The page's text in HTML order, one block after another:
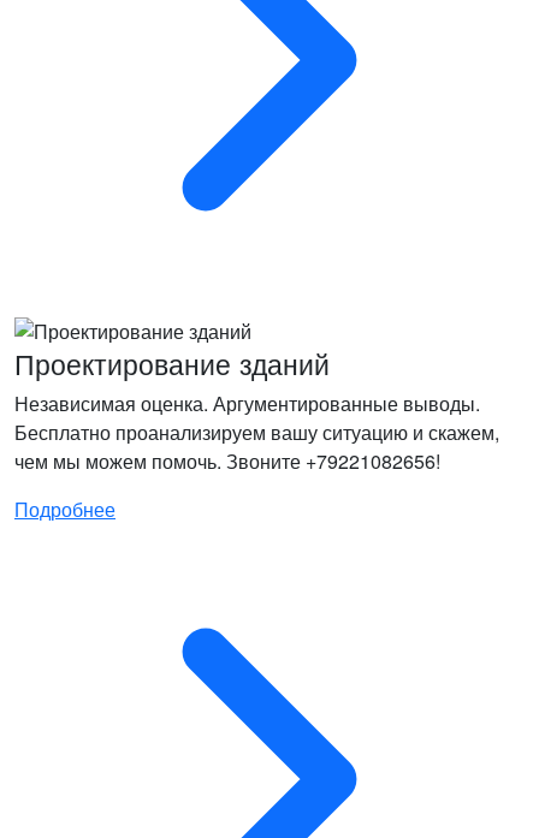
Проектирование зданий
Независимая оценка. Аргументированные выводы.
Бесплатно проанализируем вашу ситуацию и скажем,
чем мы можем помочь. Звоните +79221082656!
Подробнее